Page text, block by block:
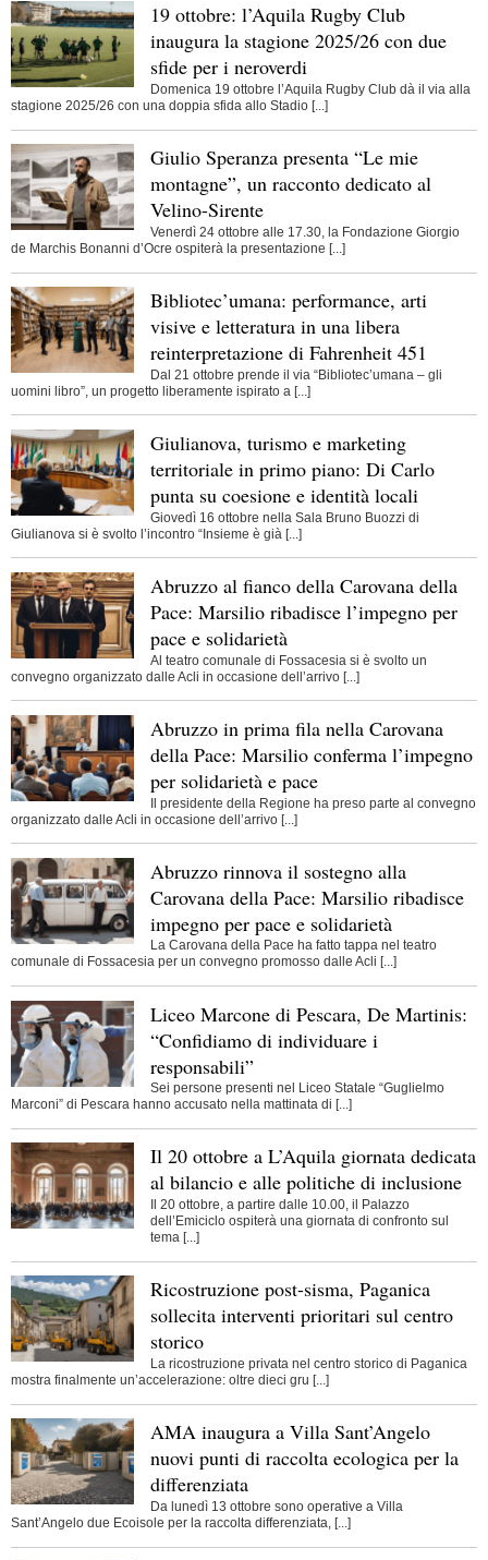
19 ottobre: l’Aquila Rugby Club
inaugura la stagione 2025/26 con due
sfide per i neroverdi
Domenica 19 ottobre l’Aquila Rugby Club dà il via alla
stagione 2025/26 con una doppia sfida allo Stadio [...]
Giulio Speranza presenta “Le mie
montagne”, un racconto dedicato al
Velino-Sirente
Venerdì 24 ottobre alle 17.30, la Fondazione Giorgio
de Marchis Bonanni d’Ocre ospiterà la presentazione [...]
Bibliotec’umana: performance, arti
visive e letteratura in una libera
reinterpretazione di Fahrenheit 451
Dal 21 ottobre prende il via “Bibliotec’umana – gli
uomini libro”, un progetto liberamente ispirato a [...]
Giulianova, turismo e marketing
territoriale in primo piano: Di Carlo
punta su coesione e identità locali
Giovedì 16 ottobre nella Sala Bruno Buozzi di
Giulianova si è svolto l’incontro “Insieme è già [...]
Abruzzo al fianco della Carovana della
Pace: Marsilio ribadisce l’impegno per
pace e solidarietà
Al teatro comunale di Fossacesia si è svolto un
convegno organizzato dalle Acli in occasione dell’arrivo [...]
Abruzzo in prima fila nella Carovana
della Pace: Marsilio conferma l’impegno
per solidarietà e pace
Il presidente della Regione ha preso parte al convegno
organizzato dalle Acli in occasione dell’arrivo [...]
Abruzzo rinnova il sostegno alla
Carovana della Pace: Marsilio ribadisce
impegno per pace e solidarietà
La Carovana della Pace ha fatto tappa nel teatro
comunale di Fossacesia per un convegno promosso dalle Acli [...]
Liceo Marcone di Pescara, De Martinis:
“Confidiamo di individuare i
responsabili”
Sei persone presenti nel Liceo Statale “Guglielmo
Marconi” di Pescara hanno accusato nella mattinata di [...]
Il 20 ottobre a L’Aquila giornata dedicata
al bilancio e alle politiche di inclusione
Il 20 ottobre, a partire dalle 10.00, il Palazzo
dell’Emiciclo ospiterà una giornata di confronto sul
tema [...]
Ricostruzione post-sisma, Paganica
sollecita interventi prioritari sul centro
storico
La ricostruzione privata nel centro storico di Paganica
mostra finalmente un’accelerazione: oltre dieci gru [...]
AMA inaugura a Villa Sant’Angelo
nuovi punti di raccolta ecologica per la
differenziata
Da lunedì 13 ottobre sono operative a Villa
Sant’Angelo due Ecoisole per la raccolta differenziata, [...]